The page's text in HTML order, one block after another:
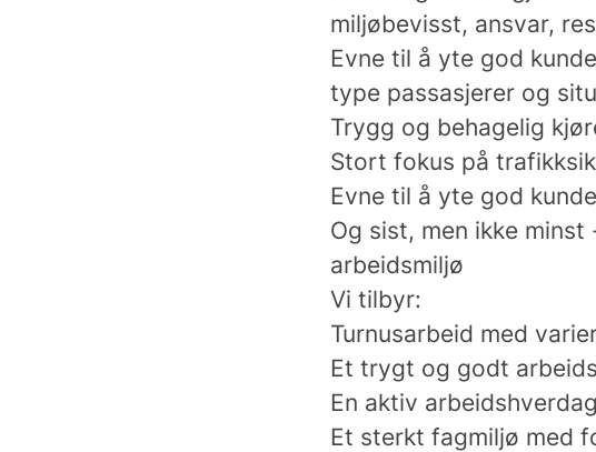
miljøbevisst, ansvar,
Evne til å yte god
type passasjerer og
Trygg og behagelig
Stort fokus på
Evne til å yte god
Og sist, men ikke
arbeidsmiljø
Vi tilbyr:
Turnusarbeid med
Et trygt og godt
En aktiv
Et sterkt fagmiljø med